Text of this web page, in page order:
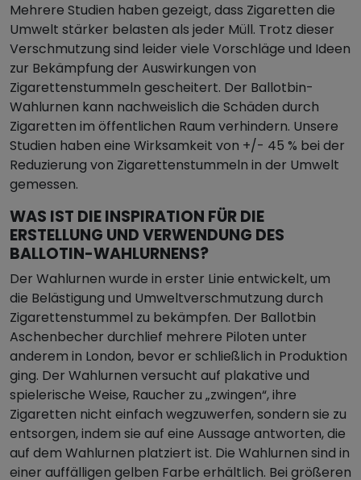
Mehrere Studien haben gezeigt, dass Zigaretten die
Umwelt stärker belasten als jeder Müll. Trotz dieser
Verschmutzung sind leider viele Vorschläge und Ideen
zur Bekämpfung der Auswirkungen von
Zigarettenstummeln gescheitert. Der Ballotbin-
Wahlurnen kann nachweislich die Schäden durch
Zigaretten im öffentlichen Raum verhindern. Unsere
Studien haben eine Wirksamkeit von +/- 45 % bei der
Reduzierung von Zigarettenstummeln in der Umwelt
gemessen.
WAS IST DIE INSPIRATION FÜR DIE
ERSTELLUNG UND VERWENDUNG DES
BALLOTIN-WAHLURNENS?
Der Wahlurnen wurde in erster Linie entwickelt, um
die Belästigung und Umweltverschmutzung durch
Zigarettenstummel zu bekämpfen. Der Ballotbin
Aschenbecher durchlief mehrere Piloten unter
anderem in London, bevor er schließlich in Produktion
ging. Der Wahlurnen versucht auf plakative und
spielerische Weise, Raucher zu „zwingen“, ihre
Zigaretten nicht einfach wegzuwerfen, sondern sie zu
entsorgen, indem sie auf eine Aussage antworten, die
auf dem Wahlurnen platziert ist. Die Wahlurnen sind in
einer auffälligen gelben Farbe erhältlich. Bei größeren